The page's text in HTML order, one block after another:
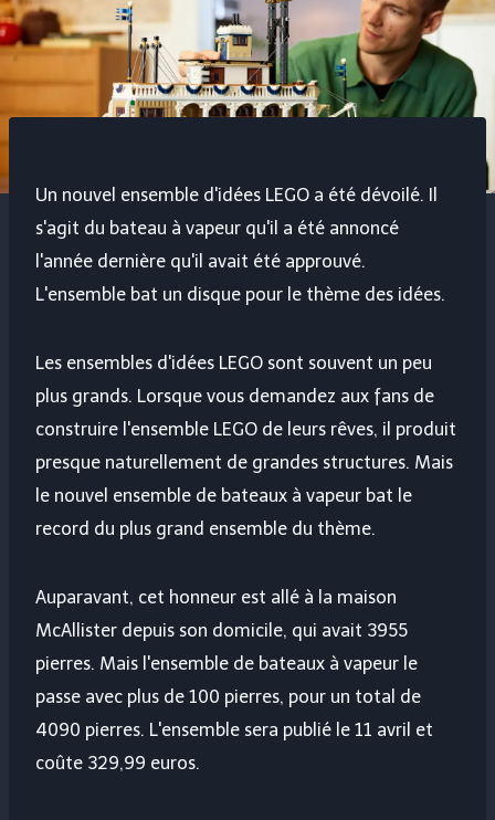
Un nouvel ensemble d'idées LEGO a été dévoilé. Il
s'agit du bateau à vapeur qu'il a été annoncé
l'année dernière qu'il avait été approuvé.
L'ensemble bat un disque pour le thème des idées.
Les ensembles d'idées LEGO sont souvent un peu
plus grands. Lorsque vous demandez aux fans de
construire l'ensemble LEGO de leurs rêves, il produit
presque naturellement de grandes structures. Mais
le nouvel ensemble de bateaux à vapeur bat le
record du plus grand ensemble du thème.
Auparavant, cet honneur est allé à la maison
McAllister depuis son domicile, qui avait 3955
pierres. Mais l'ensemble de bateaux à vapeur le
passe avec plus de 100 pierres, pour un total de
4090 pierres. L'ensemble sera publié le 11 avril et
coûte 329,99 euros.